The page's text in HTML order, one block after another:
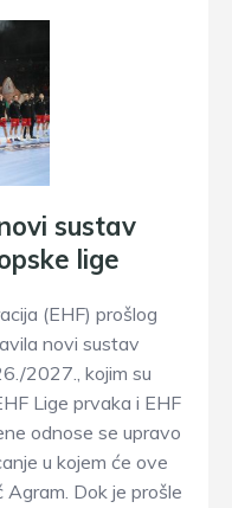
sustav
lige
(EHF) prošlog
novi sustav
2027., kojim su
Lige prvaka i EHF
odnose se upravo
u kojem će ove
Dok je prošle